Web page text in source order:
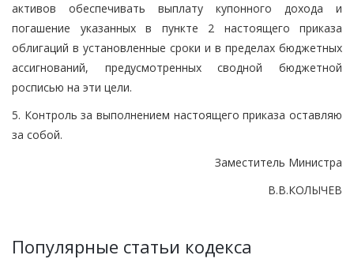
активов обеспечивать выплату купонного дохода и
погашение указанных в пункте 2 настоящего приказа
облигаций в установленные сроки и в пределах бюджетных
ассигнований, предусмотренных сводной бюджетной
росписью на эти цели.
5. Контроль за выполнением настоящего приказа оставляю
за собой.
Заместитель Министра
В.В.КОЛЫЧЕВ
Популярные статьи кодекса